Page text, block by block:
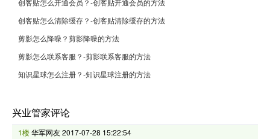
创客贴怎么清除缓存？-创客贴清除缓存的方法
剪影怎么降噪？剪影降噪的方法
剪影怎么联系客服？-剪影联系客服的方法
知识星球怎么注册？-知识星球注册的方法
兴业管家评论
1楼华军网友2017-07-28 15:22:54